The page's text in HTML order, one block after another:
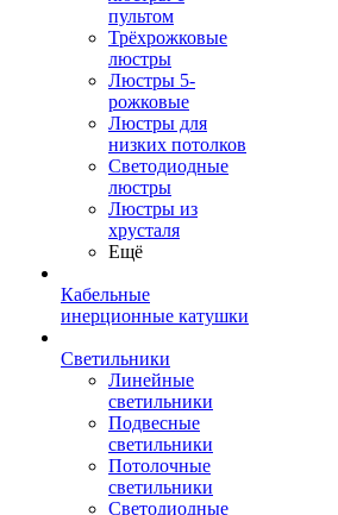
пультом
Трёхрожковые
люстры
Люстры 5-
рожковые
Люстры для
низких потолков
Cветодиодные
люстры
Люстры из
хрусталя
Ещё
Кабельные
инерционные катушки
Светильники
Линейные
светильники
Подвесные
светильники
Потолочные
светильники
Светодиодные